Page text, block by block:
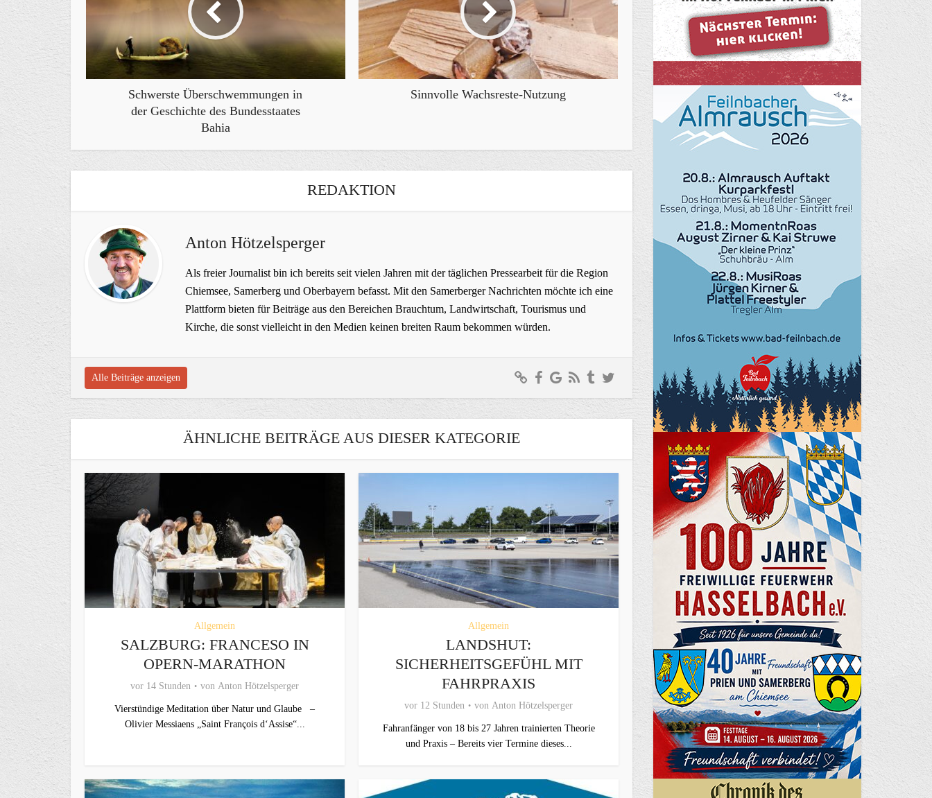
Schwerste Überschwemmungen in
der Geschichte des Bundesstaates
Bahia
Sinnvolle Wachsreste-Nutzung
REDAKTION
Anton Hötzelsperger
Als freier Journalist bin ich bereits seit vielen Jahren mit der täglichen Pressearbeit für die Region
Chiemsee, Samerberg und Oberbayern befasst. Mit den Samerberger Nachrichten möchte ich eine
Plattform bieten für Beiträge aus den Bereichen Brauchtum, Landwirtschaft, Tourismus und
Kirche, die sonst vielleicht in den Medien keinen breiten Raum bekommen würden.
Alle Beiträge anzeigen
ÄHNLICHE BEITRÄGE AUS DIESER KATEGORIE
Allgemein
SALZBURG: FRANCESO IN
OPERN-MARATHON
vor 14 Stunden von Anton Hötzelsperger
Vierstündige Meditation über Natur und Glaube –
Olivier Messiaens „Saint François d‘Assise“...
Allgemein
LANDSHUT:
SICHERHEITSGEFÜHL MIT
FAHRPRAXIS
vor 12 Stunden von Anton Hötzelsperger
Fahranfänger von 18 bis 27 Jahren trainierten Theorie
und Praxis – Bereits vier Termine dieses...